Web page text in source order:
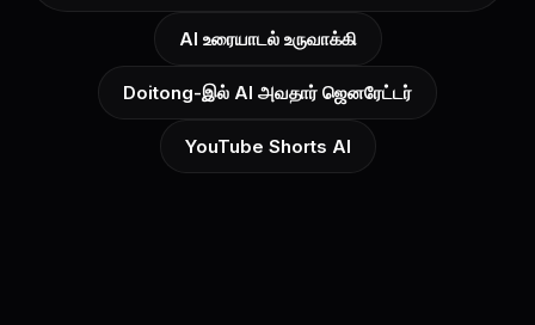
AI உரையாடல் உருவாக்கி
Doitong-இல் AI அவதார் ஜெனரேட்டர்
YouTube Shorts AI